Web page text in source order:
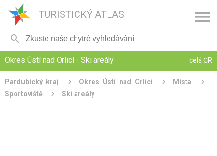
TURISTICKÝ ATLAS 

Okres Ústí nad Orlicí - Ski areály celá ČR
Pardubický kraj Okres Ústí nad Orlicí
Místa
Sportoviště
Ski areály